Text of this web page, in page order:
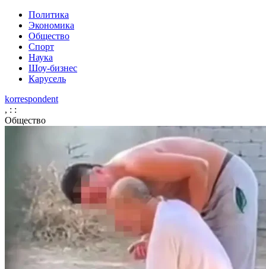
Политика
Экономика
Общество
Спорт
Наука
Шоу-бизнес
Карусель
korrespondent
, : :
Общество